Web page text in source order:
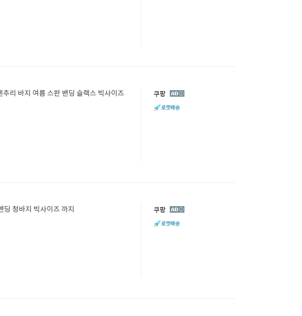
리 바지 여름 스판 밴딩 슬랙스 빅사이즈 쿠팡 광
고
딩 청바지 빅사이즈 까지 쿠팡 광
고